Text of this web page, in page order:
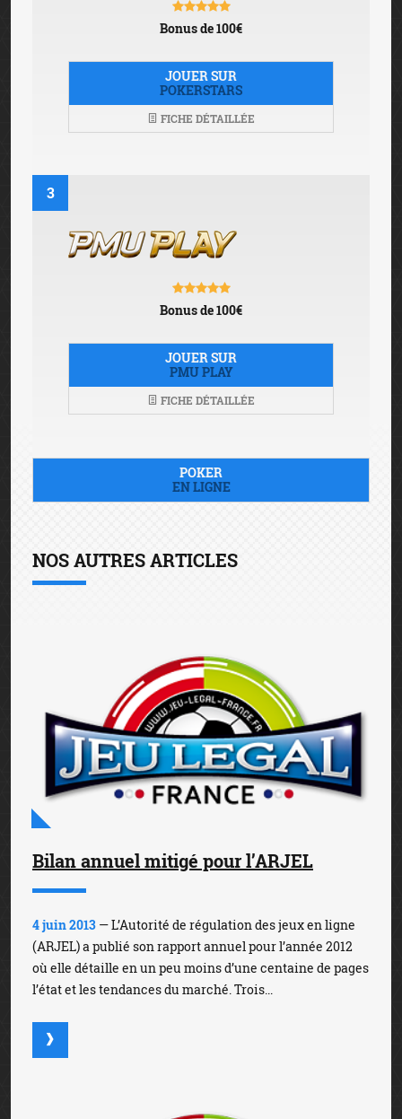
Bonus de 100€
JOUER SUR
POKERSTARS
FICHE DÉTAILLÉE
3
Bonus de 100€
JOUER SUR
PMU PLAY
FICHE DÉTAILLÉE
POKER
EN LIGNE
NOS AUTRES ARTICLES
Bilan annuel mitigé pour l’ARJEL
4 juin 2013 — L’Autorité de régulation des jeux en ligne
(ARJEL) a publié son rapport annuel pour l’année 2012
où elle détaille en un peu moins d’une centaine de pages
l’état et les tendances du marché. Trois...